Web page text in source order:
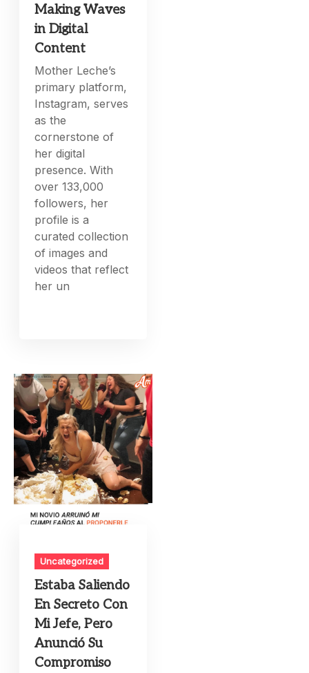
Making Waves
in Digital
Content
Mother Leche’s
primary platform,
Instagram, serves
as the
cornerstone of
her digital
presence. With
over 133,000
followers, her
profile is a
curated collection
of images and
videos that reflect
her un
Uncategorized
Estaba Saliendo
En Secreto Con
Mi Jefe, Pero
Anunció Su
Compromiso